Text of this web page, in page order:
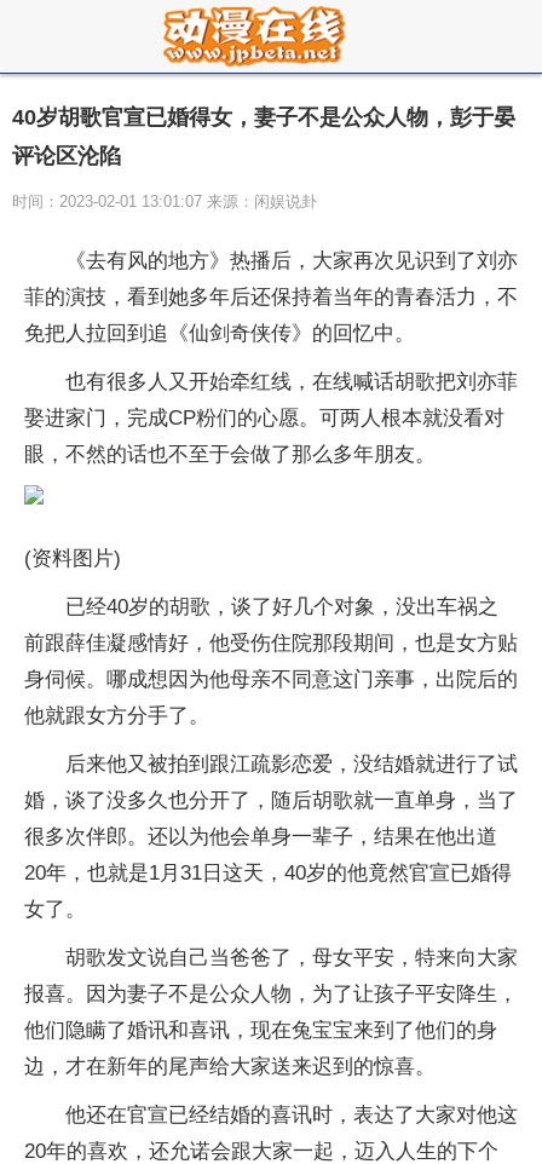
40岁胡歌官宣已婚得女，妻子不是公众人物，彭于晏
评论区沦陷
时间：2023-02-01 13:01:07 来源：闲娱说卦
《去有风的地方》热播后，大家再次见识到了刘亦
菲的演技，看到她多年后还保持着当年的青春活力，不
免把人拉回到追《仙剑奇侠传》的回忆中。
也有很多人又开始牵红线，在线喊话胡歌把刘亦菲
娶进家门，完成CP粉们的心愿。可两人根本就没看对
眼，不然的话也不至于会做了那么多年朋友。
(资料图片)
已经40岁的胡歌，谈了好几个对象，没出车祸之
前跟薛佳凝感情好，他受伤住院那段期间，也是女方贴
身伺候。哪成想因为他母亲不同意这门亲事，出院后的
他就跟女方分手了。
后来他又被拍到跟江疏影恋爱，没结婚就进行了试
婚，谈了没多久也分开了，随后胡歌就一直单身，当了
很多次伴郎。还以为他会单身一辈子，结果在他出道
20年，也就是1月31日这天，40岁的他竟然官宣已婚得
女了。
胡歌发文说自己当爸爸了，母女平安，特来向大家
报喜。因为妻子不是公众人物，为了让孩子平安降生，
他们隐瞒了婚讯和喜讯，现在兔宝宝来到了他们的身
边，才在新年的尾声给大家送来迟到的惊喜。
他还在官宣已经结婚的喜讯时，表达了大家对他这
20年的喜欢，还允诺会跟大家一起，迈入人生的下个